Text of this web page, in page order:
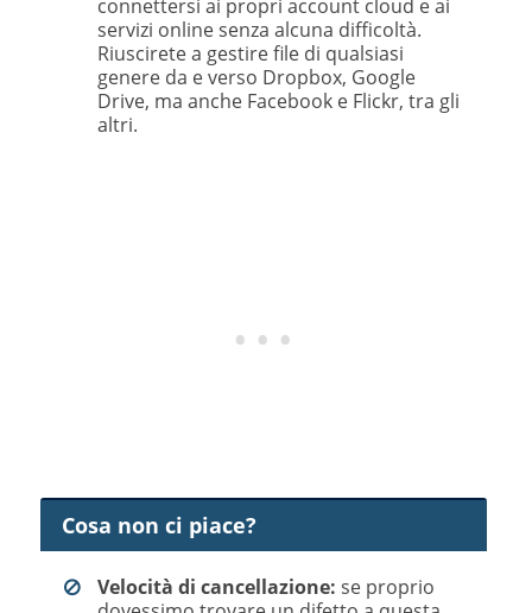
connettersi ai propri account cloud e ai
servizi online senza alcuna difficoltà.
Riuscirete a gestire file di qualsiasi
genere da e verso Dropbox, Google
Drive, ma anche Facebook e Flickr, tra gli
altri.
Cosa non ci piace?
Velocità di cancellazione:se proprio